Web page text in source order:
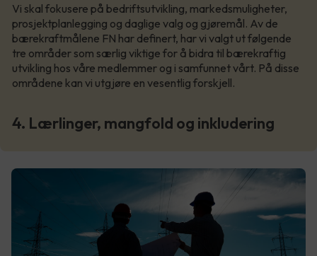
Vi skal fokusere på bedriftsutvikling, markedsmuligheter,
prosjektplanlegging og daglige valg og gjøremål. Av de
bærekraftmålene FN har definert, har vi valgt ut følgende
tre områder som særlig viktige for å bidra til bærekraftig
utvikling hos våre medlemmer og i samfunnet vårt. På disse
områdene kan vi utgjøre en vesentlig forskjell.
4. Lærlinger, mangfold og inkludering